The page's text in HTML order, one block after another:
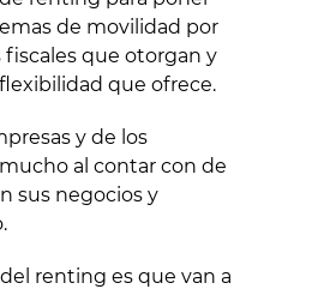
de movilidad por
que otorgan y
que ofrece.
y de los
al contar con de
sus negocios y
renting es que van a